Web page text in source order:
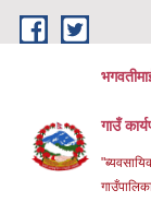
Skip to main content
गाउँ